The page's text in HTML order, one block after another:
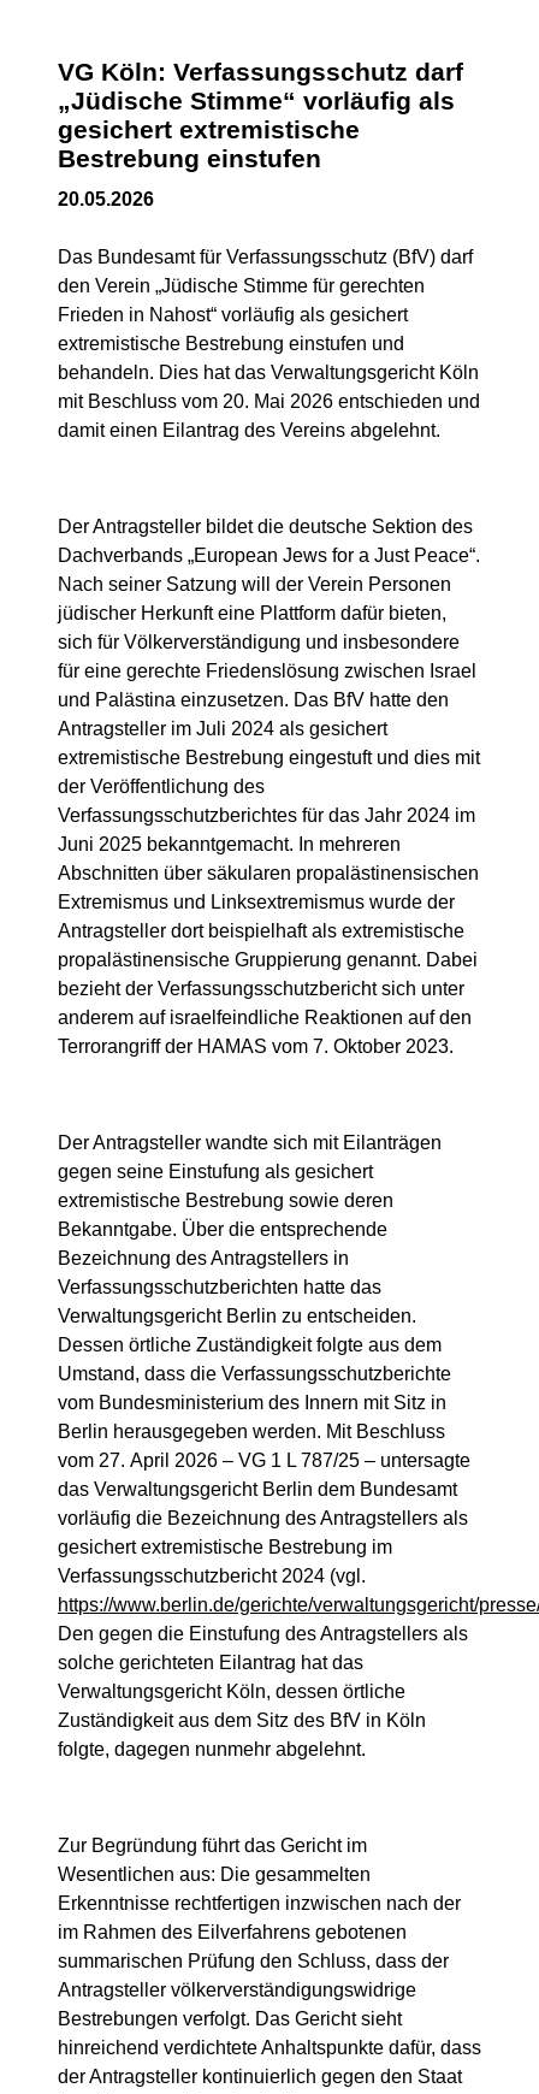
VG Köln: Verfassungsschutz darf
„Jüdische Stimme“ vorläufig als
gesichert extremistische
Bestrebung einstufen
20.05.2026
Das Bundesamt für Verfassungsschutz (BfV) darf
den Verein „Jüdische Stimme für gerechten
Frieden in Nahost“ vorläufig als gesichert
extremistische Bestrebung einstufen und
behandeln. Dies hat das Verwaltungsgericht Köln
mit Beschluss vom 20. Mai 2026 entschieden und
damit einen Eilantrag des Vereins abgelehnt.
Der Antragsteller bildet die deutsche Sektion des
Dachverbands „European Jews for a Just Peace“.
Nach seiner Satzung will der Verein Personen
jüdischer Herkunft eine Plattform dafür bieten,
sich für Völkerverständigung und insbesondere
für eine gerechte Friedenslösung zwischen Israel
und Palästina einzusetzen. Das BfV hatte den
Antragsteller im Juli 2024 als gesichert
extremistische Bestrebung eingestuft und dies mit
der Veröffentlichung des
Verfassungsschutzberichtes für das Jahr 2024 im
Juni 2025 bekanntgemacht. In mehreren
Abschnitten über säkularen propalästinensischen
Ex­tremismus und Linksextremismus wurde der
Antragsteller dort beispielhaft als extremistische
propalästinensische Gruppierung genannt. Dabei
bezieht der Verfassungsschutzbericht sich unter
anderem auf israelfeindliche Reaktionen auf den
Terrorangriff der HAMAS vom 7. Oktober 2023.
Der Antragsteller wandte sich mit Eilanträgen
gegen seine Einstufung als gesichert
extremistische Bestrebung sowie deren
Bekanntgabe. Über die entsprechende
Bezeichnung des Antragstellers in
Verfassungsschutzberichten hatte das
Verwaltungsgericht Berlin zu entscheiden.
Dessen örtliche Zuständigkeit folgte aus dem
Umstand, dass die Verfassungsschutzberichte
vom Bundesministerium des Innern mit Sitz in
Berlin herausgegeben werden. Mit Beschluss
vom 27. April 2026 – VG 1 L 787/25 – untersagte
das Verwaltungsgericht Berlin dem Bundesamt
vorläufig die Bezeichnung des Antragstellers als
gesichert extremistische Bestrebung im
Verfassungsschutzbericht 2024 (vgl.
https://www.berlin.de/gerichte/verwaltungsgericht/
Den gegen die Einstufung des Antragstellers als
solche gerichteten Eilantrag hat das
Verwaltungsgericht Köln, dessen örtliche
Zuständigkeit aus dem Sitz des BfV in Köln
folgte, dagegen nunmehr abgelehnt.
Zur Begründung führt das Gericht im
Wesentlichen aus: Die gesammelten
Erkenntnisse rechtfertigen inzwischen nach der
im Rahmen des Eilverfahrens gebotenen
summarischen Prüfung den Schluss, dass der
Antragsteller völkerverständigungswi­drige
Bestrebungen verfolgt. Das Gericht sieht
hinreichend verdichtete Anhaltspunkte dafür, dass
der Antragsteller kontinuierlich gegen den Staat